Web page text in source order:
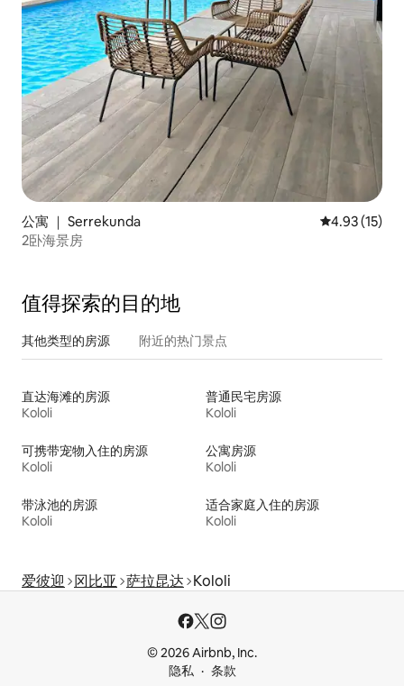
公寓 ｜ Serrekunda 平均评分
4.93 (15)
2卧海景房
值得探索的目的地
其他类型的房源 附近的热门景点
直达海滩的房源
Kololi
普通民宅房源
Kololi
可携带宠物入住的房源
Kololi
公寓房源
Kololi
带泳池的房源
Kololi
适合家庭入住的房源
Kololi
爱彼迎 冈比亚 萨拉昆达 Kololi
© 2026 Airbnb, Inc.
隐私
条款